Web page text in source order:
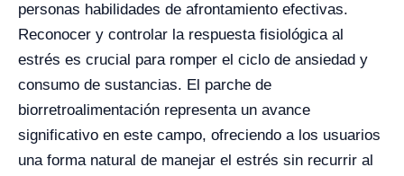
personas habilidades de afrontamiento efectivas.
Reconocer y controlar la respuesta fisiológica al
estrés es crucial para romper el ciclo de ansiedad y
consumo de sustancias. El parche de
biorretroalimentación representa un avance
significativo en este campo, ofreciendo a los usuarios
una forma natural de manejar el estrés sin recurrir al